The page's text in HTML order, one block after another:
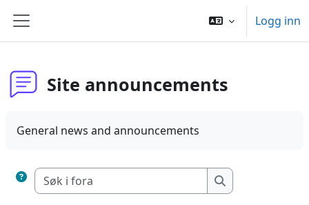
Sidepanel
Logg inn
Site announcements
General news and announcements
Søk i fora
Søk i fora